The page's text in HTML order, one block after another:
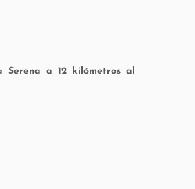
Serena a 12 kilómetros al